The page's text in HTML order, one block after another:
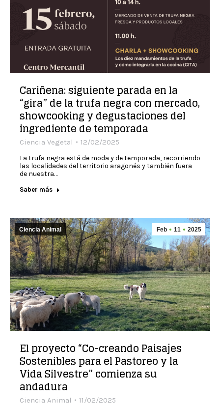
Cariñena: siguiente parada en la
“gira” de la trufa negra con mercado,
showcooking y degustaciones del
ingrediente de temporada
Ciencia Vegetal 12/02/2025
La trufa negra está de moda y de temporada, recorriendo
las localidades del territorio aragonés y también fuera
de nuestra…
Saber más
Feb 11 2025
Ciencia Animal
El proyecto “Co-creando Paisajes
Sostenibles para el Pastoreo y la
Vida Silvestre” comienza su
andadura
Ciencia Animal 11/02/2025